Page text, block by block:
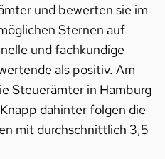
und bewerten sie im
Sternen auf
und fachkundige
als positiv. Am
Steuerämter in Hamburg
dahinter folgen die
mit durchschnittlich 3,5